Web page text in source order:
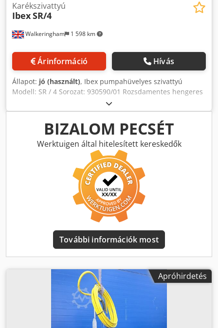
Walkeringham 1 598 km
Karékszivattyú
IbexSR/4
Árinformáció Hívás
Állapot: jó (használt), Ibex pumpahüvelyes szivattyú
Modell: SR / 4 Sorozat: 930590/01 Rozsdamentes hengeres
szivattyú a kereten, 50 mm-es be- és kimeneti cső, 3 kW
motor, 3 ph Djdpfx Aijf Ecr Selekr
BIZALOM PECSÉT
Werktuigen által hitelesített kereskedők
További információk most
Apróhirdetés